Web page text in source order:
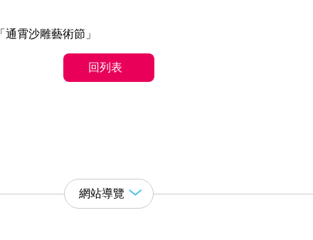
霄沙雕藝術節」
回列表
網站導覽